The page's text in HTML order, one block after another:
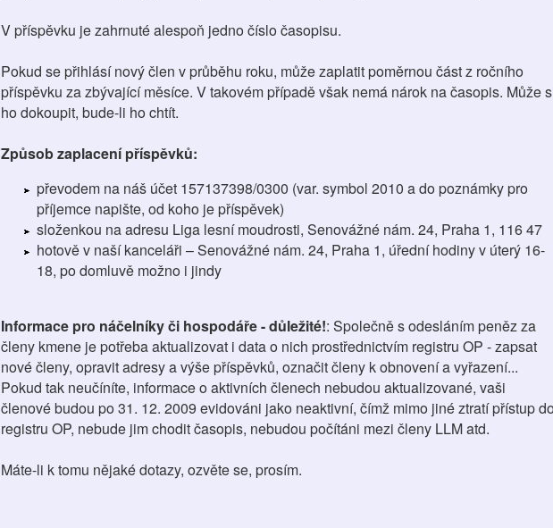
V příspěvku je zahrnuté alespoň jedno číslo časopisu.
Pokud se přihlásí nový člen v průběhu roku, může zaplatit poměrnou část z ročního
příspěvku za zbývající měsíce. V takovém případě však nemá nárok na časopis. Může
ho dokoupit, bude-li ho chtít.
Způsob zaplacení příspěvků:
převodem na náš účet 157137398/0300 (var. symbol 2010 a do poznámky pro
příjemce napište, od koho je příspěvek)
složenkou na adresu Liga lesní moudrosti, Senovážné nám. 24, Praha 1, 116 47
hotově v naší kanceláři – Senovážné nám. 24, Praha 1, úřední hodiny v úterý 16-
18, po domluvě možno i jindy
Informace pro náčelníky či hospodáře - důležité!: Společně s odesláním peněz za
členy kmene je potřeba aktualizovat i data o nich prostřednictvím registru OP - zapsat
nové členy, opravit adresy a výše příspěvků, označit členy k obnovení a vyřazení...
Pokud tak neučíníte, informace o aktivních členech nebudou aktualizované, vaši
členové budou po 31. 12. 2009 evidováni jako neaktivní, čímž mimo jiné ztratí přístup
registru OP, nebude jim chodit časopis, nebudou počítáni mezi členy LLM atd.
Máte-li k tomu nějaké dotazy, ozvěte se, prosím.